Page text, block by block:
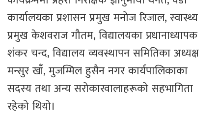
कार्यालयका प्रशासन प्रमुख मनोज रिजाल, स्वास्थ्य
प्रमुख केशवराज गौतम, विद्यालयका प्रधानाध्यापक
शंकर चन्द, विद्यालय व्यवस्थापन समितिका अध्यक्ष
मन्सुर खाँ, मुजम्मिल हुसैन नगर कार्यपालिकाका
सदस्य तथा अन्य सरोकारवालाहरूको सहभागिता
रहेको थियो।